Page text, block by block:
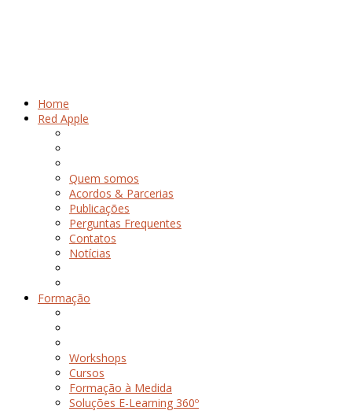
Home
Red Apple
Quem somos
Acordos & Parcerias
Publicações
Perguntas Frequentes
Contatos
Notícias
Formação
Workshops
Cursos
Formação à Medida
Soluções E-Learning 360º